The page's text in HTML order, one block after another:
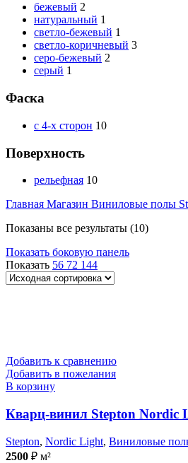
бежевый 2
натуральный 1
светло-бежевый 1
светло-коричневый 3
серо-бежевый 2
серый 1
Фаска
с 4-х сторон 10
Поверхность
рельефная 10
Главная Магазин Виниловые полы
Показаны все результаты (10)
Показать боковую панель
Показать 56 72 144
Добавить к сравнению
Добавить в пожелания
В корзину
Кварц-винил Stepton Nordic
Stepton, Nordic Light, Виниловые
2500 ₽ м²